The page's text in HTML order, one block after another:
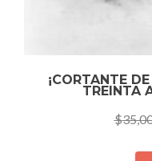
¡CORTANTE
TREINTA
$